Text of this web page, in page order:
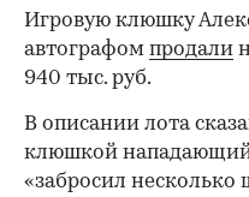
Игровую клюшку
автографом продали
940 тыс. руб.
В описании лота
клюшкой
«забросил